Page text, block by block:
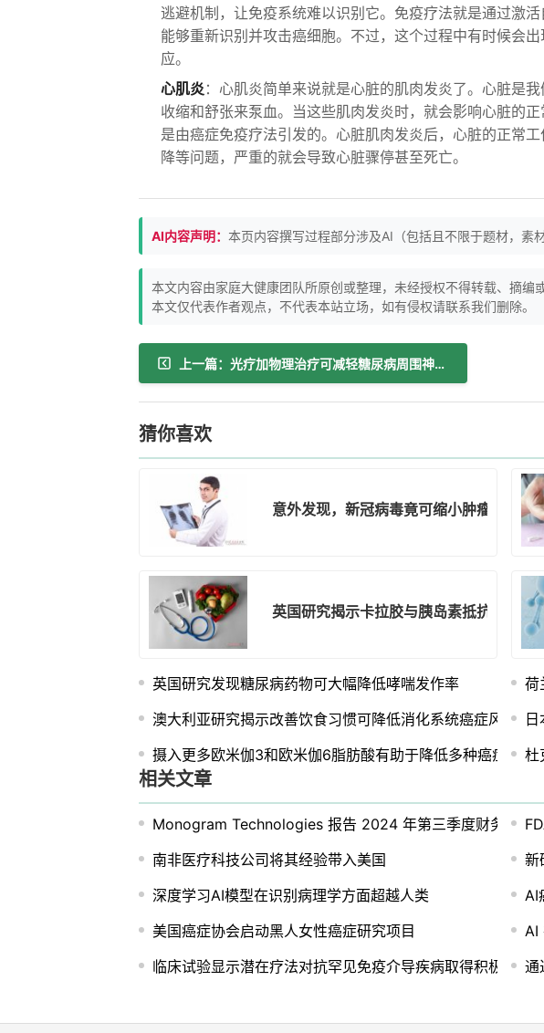
逃避机制，让免疫系统难以识别它。免疫疗法就是通过激
能够重新识别并攻击癌细胞。不过，这个过程中有时候会
应。
心肌炎：心肌炎简单来说就是心脏的肌肉发炎了。心脏是
收缩和舒张来泵血。当这些肌肉发炎时，就会影响心脏的
是由癌症免疫疗法引发的。心脏肌肉发炎后，心脏的正常
降等问题，严重的就会导致心脏骤停甚至死亡。
AI内容声明： 本页内容撰写过程部分涉及AI（包括且不限于题材，素
本文内容由家庭大健康团队所原创或整理，未经授权不得转载、摘编
本文仅代表作者观点，不代表本站立场，如有侵权请联系我们删除。
上一篇：光疗加物理治疗可减轻糖尿病周围神经病变疼痛
猜你喜欢
意外发现，新冠病毒竟可缩小肿瘤
英国研究揭示卡拉胶与胰岛素抵抗关联
英国研究发现糖尿病药物可大幅降低哮喘发作率
荷
澳大利亚研究揭示改善饮食习惯可降低消化系统癌症风险
摄入更多欧米伽3和欧米伽6脂肪酸有助于降低多种癌症风险
杜
相关文章
Monogram Technologies 报告 2024 年第三季度财务业绩
南非医疗科技公司将其经验带入美国
新
深度学习AI模型在识别病理学方面超越人类
AI
美国癌症协会启动黑人女性癌症研究项目
AI
临床试验显示潜在疗法对抗罕见免疫介导疾病取得积极成果通